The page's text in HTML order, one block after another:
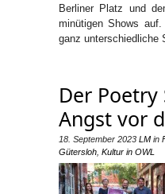
Berliner Platz und
minütigen Shows
ganz unterschiedliche
Der Poetry
Angst vor
18. September 2023 LM in
Gütersloh Kultur in OWL